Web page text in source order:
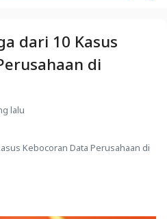
dari 10 Kasus
di
lalu
Kebocoran Data Perusahaan di